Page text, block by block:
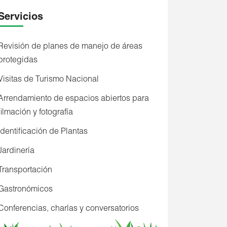
de planes de manejo de áreas
de Turismo Nacional
de espacios abiertos para
y fotografía
de Plantas
Transportación
charlas y conversatorios